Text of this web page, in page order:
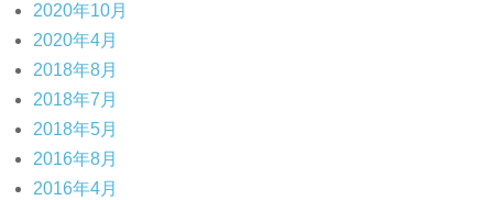
2020年10月
2020年4月
2018年8月
2018年7月
2018年5月
2016年8月
2016年4月